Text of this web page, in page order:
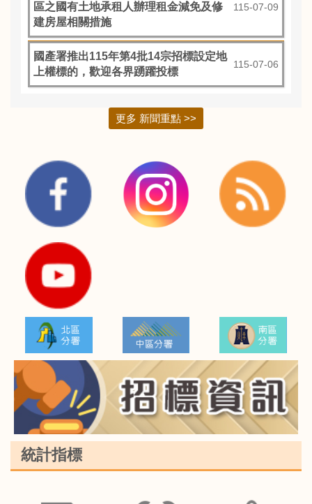
區之國有土地承租人辦理租金減免及修
建房屋相關措施
115-07-09
國產署推出115年第4批14宗招標設定地
上權標的，歡迎各界踴躍投標
115-07-06
更多 新聞重點 >>
統計指標